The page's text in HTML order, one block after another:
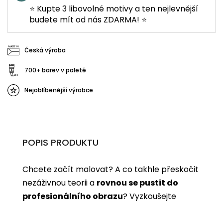
⭐ Kupte 3 libovolné motivy a ten nejlevnější
budete mít od nás ZDARMA! ⭐
Česká výroba
700+ barev v paletě
Nejoblíbenější výrobce
POPIS PRODUKTU
Chcete začít malovat? A co takhle přeskočit
nezáživnou teorii a rovnou se pustit do
profesionálního obrazu? Vyzkoušejte